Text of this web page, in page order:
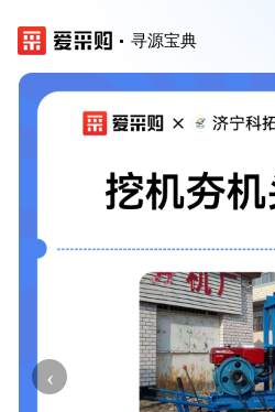
寻源宝典
‹